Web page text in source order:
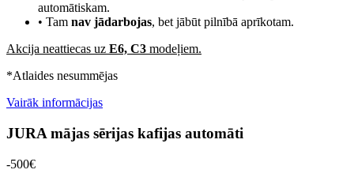
automātiskam.
• Tam nav jādarbojas, bet jābūt pilnībā aprīkotam.
Akcija neattiecas uz E6, C3 modeļiem.
*Atlaides nesummējas
Vairāk informācijas
JURA mājas sērijas kafijas automāti
-500€